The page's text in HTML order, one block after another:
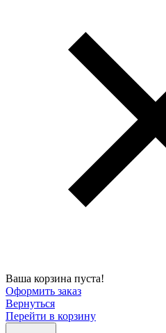
Ваша корзина пуста!
Оформить заказ
Вернуться
Перейти в корзину